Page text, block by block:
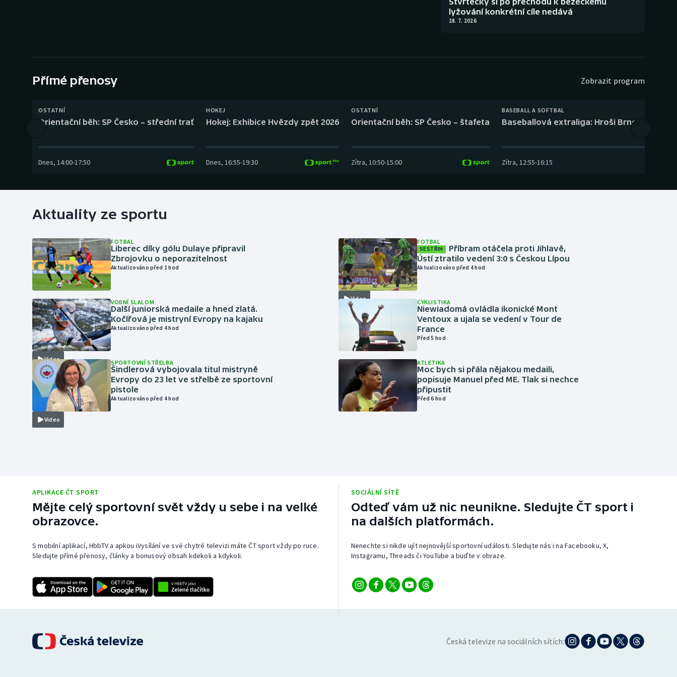
Gymnastika Plážový volejbal
lyžování konkrétní cíle nedává
28. 7. 2026
Přímé přenosy Zobrazit program
OSTATNÍ
Orientační běh: SP Česko – střední trať
Dnes, 14:00-17:50
HOKEJ
Hokej: Exhibice Hvězdy zpět 2026
Dnes, 16:55-19:30
OSTATNÍ
Orientační běh: SP Česko – štafeta
Zítra, 10:50-15:00
BASEBALL A SOFTBAL
Baseballová extraliga: Hroši Brno – Eagles
Zítra, 12:55-16:15
Aktuality ze sportu
FOTBAL
Liberec díky gólu Dulaye připravil
Zbrojovku o neporazitelnost
Aktualizováno před 1 hod
Video
VODNÍ SLALOM
Další juniorská medaile a hned zlatá.
Kočířová je mistryní Evropy na kajaku
Aktualizováno před 4 hod
Video
SPORTOVNÍ STŘELBA
Šindlerová vybojovala titul mistryně
Evropy do 23 let ve střelbě ze sportovní
pistole
Aktualizováno před 4 hod
Video
FOTBAL
SESTŘIH
Příbram otáčela proti Jihlavě,
Ústí ztratilo vedení 3:0 s Českou Lípou
Aktualizováno před 4 hod
CYKLISTIKA
Niewiadomá ovládla ikonické Mont
Ventoux a ujala se vedení v Tour de
France
Před 5 hod
ATLETIKA
Moc bych si přála nějakou medaili,
popisuje Manuel před ME. Tlak si nechce
připustit
Před 6 hod
APLIKACE ČT SPORT
Mějte celý sportovní svět vždy u sebe i na velké
obrazovce.
S mobilní aplikací, HbbTV a apkou iVysílání ve své chytré televizi máte ČT sport vždy po ruce.
Sledujte přímé přenosy, články a bonusový obsah kdekoli a kdykoli.
SOCIÁLNÍ SÍTĚ
Odteď vám už nic neunikne. Sledujte ČT sport i
na dalších platformách.
Nenechte si nikde ujít nejnovější sportovní události. Sledujte nás i na Facebooku, X,
Instagramu, Threads či YouTube a buďte v obraze.
Česká televize na sociálních sítích: